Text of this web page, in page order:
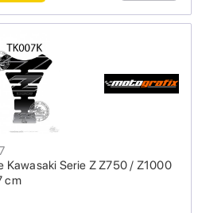
Kawasaki Serie Z Z750 / Z1000
cm